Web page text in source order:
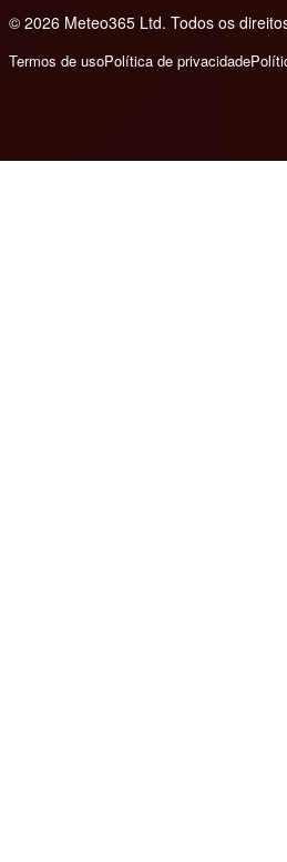
© 2026 Meteo365 Ltd. Todos os
Termos de usoPolítica de privacidade